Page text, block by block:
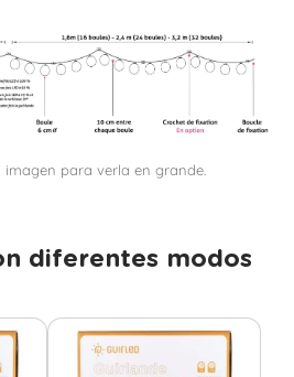
imagen para verla en grande.
diferentes modos